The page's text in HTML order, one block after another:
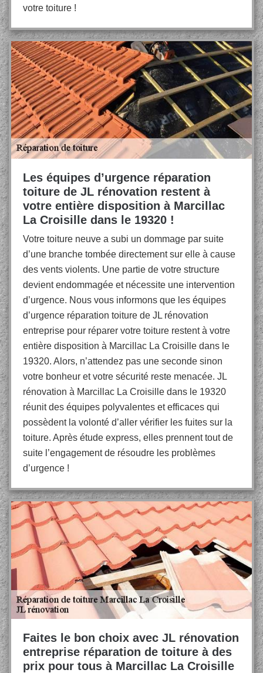
votre toiture !
Les équipes d’urgence réparation
toiture de JL rénovation restent à
votre entière disposition à Marcillac
La Croisille dans le 19320 !
Votre toiture neuve a subi un dommage par suite
d’une branche tombée directement sur elle à cause
des vents violents. Une partie de votre structure
devient endommagée et nécessite une intervention
d’urgence. Nous vous informons que les équipes
d’urgence réparation toiture de JL rénovation
entreprise pour réparer votre toiture restent à votre
entière disposition à Marcillac La Croisille dans le
19320. Alors, n’attendez pas une seconde sinon
votre bonheur et votre sécurité reste menacée. JL
rénovation à Marcillac La Croisille dans le 19320
réunit des équipes polyvalentes et efficaces qui
possèdent la volonté d’aller vérifier les fuites sur la
toiture. Après étude express, elles prennent tout de
suite l’engagement de résoudre les problèmes
d’urgence !
Faites le bon choix avec JL rénovation
entreprise réparation de toiture à des
prix pour tous à Marcillac La Croisille